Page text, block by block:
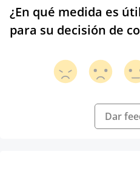
¿En qué medida es
para su decisión de
Dar